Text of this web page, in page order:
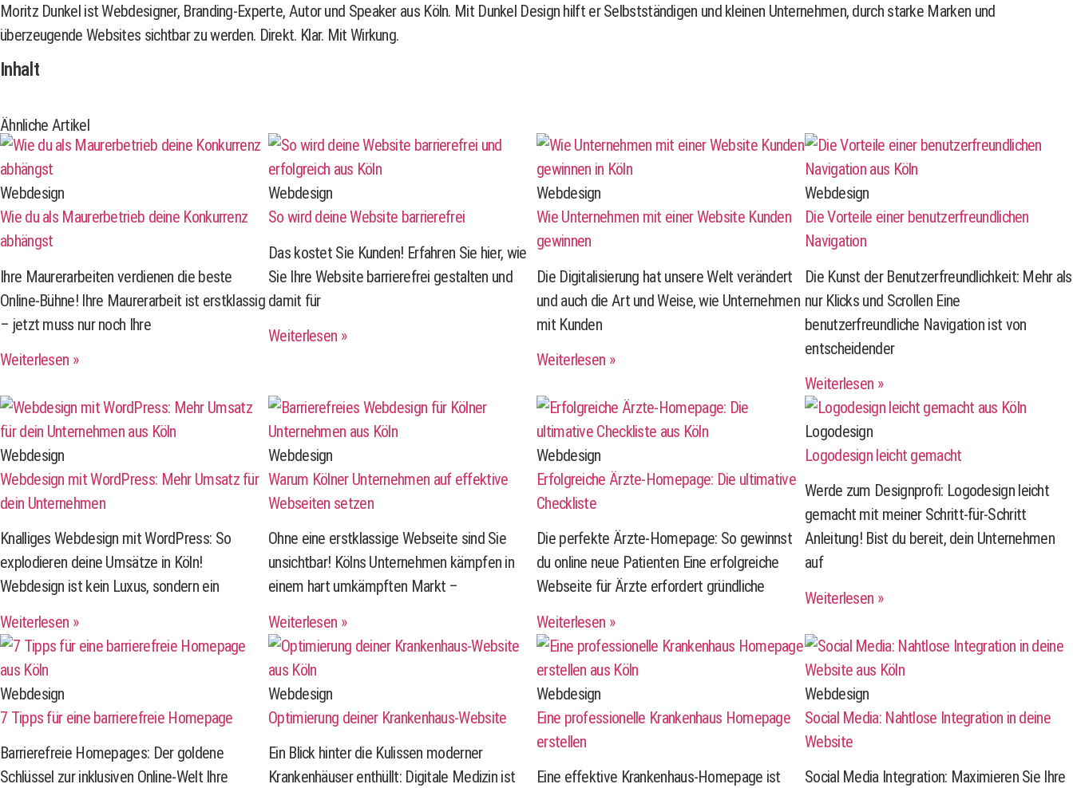
Moritz Dunkel ist Webdesigner, Branding-Experte, Autor und Speaker aus Köln. Mit Dunkel Design hilft er Selbstständigen und kleinen Unternehmen, durch starke Marken und
überzeugende Websites sichtbar zu werden. Direkt. Klar. Mit Wirkung.
Inhalt
Ähnliche Artikel
Webdesign
Wie du als Maurerbetrieb deine Konkurrenz
abhängst
Ihre Maurerarbeiten verdienen die beste
Online-Bühne! Ihre Maurerarbeit ist erstklassig
– jetzt muss nur noch Ihre
Weiterlesen »
Webdesign
So wird deine Website barrierefrei
Das kostet Sie Kunden! Erfahren Sie hier, wie
Sie Ihre Website barrierefrei gestalten und
damit für
Weiterlesen »
Webdesign
Wie Unternehmen mit einer Website Kunden
gewinnen
Die Digitalisierung hat unsere Welt verändert
und auch die Art und Weise, wie Unternehmen
mit Kunden
Weiterlesen »
Webdesign
Die Vorteile einer benutzerfreundlichen
Navigation
Die Kunst der Benutzerfreundlichkeit: Mehr als
nur Klicks und Scrollen Eine
benutzerfreundliche Navigation ist von
entscheidender
Weiterlesen »
Webdesign
Webdesign mit WordPress: Mehr Umsatz für
dein Unternehmen
Knalliges Webdesign mit WordPress: So
explodieren deine Umsätze in Köln!
Webdesign ist kein Luxus, sondern ein
Weiterlesen »
Webdesign
Warum Kölner Unternehmen auf effektive
Webseiten setzen
Ohne eine erstklassige Webseite sind Sie
unsichtbar! Kölns Unternehmen kämpfen in
einem hart umkämpften Markt –
Weiterlesen »
Webdesign
Erfolgreiche Ärzte-Homepage: Die ultimative
Checkliste
Die perfekte Ärzte-Homepage: So gewinnst
du online neue Patienten Eine erfolgreiche
Webseite für Ärzte erfordert gründliche
Weiterlesen »
Logodesign
Logodesign leicht gemacht
Werde zum Designprofi: Logodesign leicht
gemacht mit meiner Schritt-für-Schritt
Anleitung! Bist du bereit, dein Unternehmen
auf
Weiterlesen »
Webdesign
7 Tipps für eine barrierefreie Homepage
Barrierefreie Homepages: Der goldene
Schlüssel zur inklusiven Online-Welt Ihre
Webdesign
Optimierung deiner Krankenhaus-Website
Ein Blick hinter die Kulissen moderner
Krankenhäuser enthüllt: Digitale Medizin ist
Webdesign
Eine professionelle Krankenhaus Homepage
erstellen
Eine effektive Krankenhaus-Homepage ist
Webdesign
Social Media: Nahtlose Integration in deine
Website
Social Media Integration: Maximieren Sie Ihre